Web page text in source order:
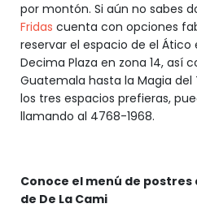
por montón. Si aún no sabes
Fridas cuenta con opciones
reservar el espacio de el Ático
Decima Plaza en zona 14, así
Guatemala hasta la Magia
los tres espacios prefieras,
llamando al 4768-1968.
Conoce el menú de
de De La Cami